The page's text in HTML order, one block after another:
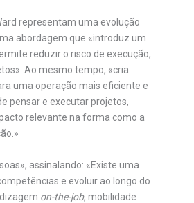
representam uma evolução
abordagem que «introduz um
reduzir o risco de execução,
Ao mesmo tempo, «cria
uma operação mais eficiente e
pensar e executar projetos,
relevante na forma como a
assinalando: «Existe uma
e evoluir ao longo do
on-the-job, mobilidade